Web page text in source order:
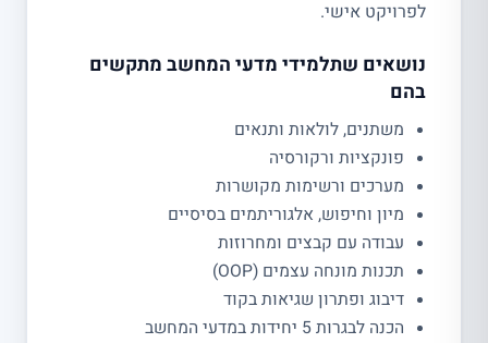
לפרויקט אישי.
נושאים שתלמידי מדעי המחשב מתקשים
בהם
משתנים, לולאות ותנאים
פונקציות ורקורסיה
מערכים ורשימות מקושרות
מיון וחיפוש, אלגוריתמים בסיסיים
עבודה עם קבצים ומחרוזות
תכנות מונחה עצמים (OOP)
דיבוג ופתרון שגיאות בקוד
הכנה לבגרות 5 יחידות במדעי המחשב